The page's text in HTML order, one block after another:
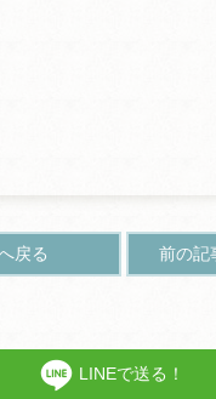
戻る 前の記
LINEで送る！